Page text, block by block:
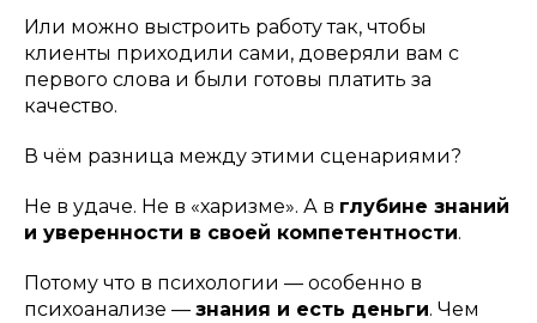
Или можно выстроить работу так, чтобы
клиенты приходили сами, доверяли вам с
первого слова и были готовы платить за
качество.
В чём разница между этими сценариями?
Не в удаче. Не в «харизме». А в глубине знаний
и уверенности в своей компетентности.
Потому что в психологии — особенно в
психоанализе — знания и есть деньги. Чем